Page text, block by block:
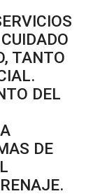
TANTO
DEL
DE